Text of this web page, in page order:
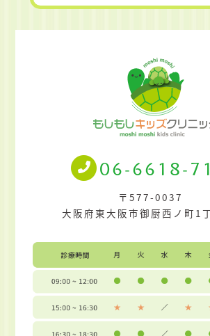
06-6618-
〒577-0037
大阪府東大阪市御厨西ノ町1